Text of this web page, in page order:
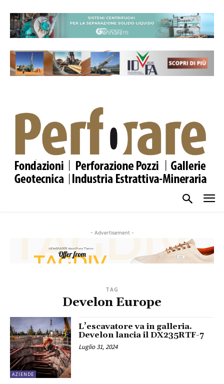
- Advertisement -
TAG
Develon Europe
AZIENDE
L’escavatore va in galleria.
Develon lancia il DX235RTF-7
Luglio 31, 2024